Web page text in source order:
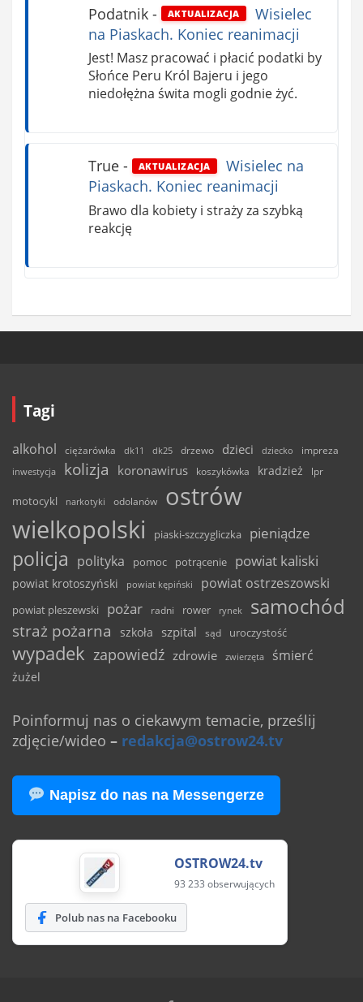
Podatnik- AKTUALIZACJA
Wisielec
na Piaskach. Koniec reanimacji
Jest! Masz pracować i płacić podatki by
Słońce Peru Król Bajeru i jego
niedołężna świta mogli godnie żyć.
True- AKTUALIZACJA
Wisielec na
Piaskach. Koniec reanimacji
Brawo dla kobiety i straży za szybką
reakcję
Tagi
alkohol ciężarówka dk11 dk25 drzewo dzieci dziecko
impreza
inwestycja
kolizja koronawirus koszykówka kradzież lpr
motocykl narkotyki odolanów
ostrów
wielkopolski
piaski-szczygliczka pieniądze
policja polityka pomoc potrącenie powiat kaliski
powiat krotoszyński powiat kępiński powiat ostrzeszowski
powiat pleszewski pożar radni rower rynek samochód
straż pożarna szkoła szpital sąd uroczystość
wypadek zapowiedź zdrowie zwierzęta śmierć
żużel
Poinformuj nas o ciekawym temacie, prześlij
zdjęcie/wideo – redakcja@ostrow24.tv
Napisz do nas na Messengerze
OSTROW24.tv
93 233 obserwujących
Polub nas na Facebooku